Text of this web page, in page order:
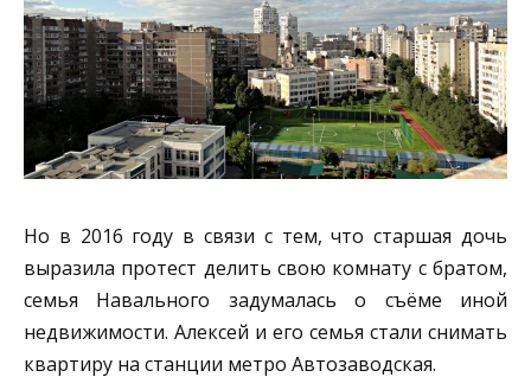
Но в 2016 году в связи с тем, что старшая дочь
выразила протест делить свою комнату с братом,
семья Навального задумалась о съёме иной
недвижимости. Алексей и его семья стали снимать
квартиру на станции метро Автозаводская.